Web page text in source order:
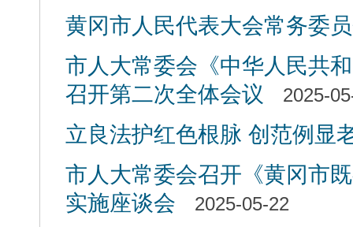
黄冈市人民代表大会常务委
市人大常委会《中华人民共
召开第二次全体会议
2025-
立良法护红色根脉 创范例显
市人大常委会召开《黄冈市
实施座谈会
2025-05-22